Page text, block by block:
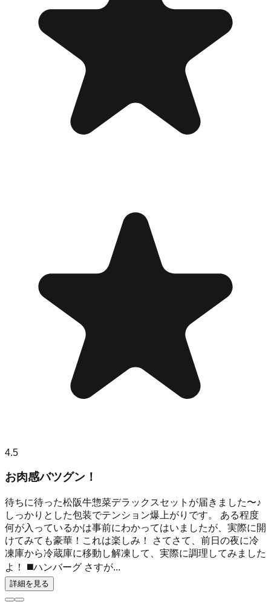
4.5
お肉感バツグン！
待ちに待った松阪牛惣菜デラックスセットが届きました〜♪
しっかりとした包装でテンション爆上がりです。 ある程度
何が入っているかは事前にわかってはいましたが、実際に開
けてみても豪華！これは楽しみ！ さてさて、前日の夜に冷
凍庫から冷蔵庫に移動し解凍して、実際に調理してみました
よ！ ◼️ハンバーグ さすが...
詳細を見る